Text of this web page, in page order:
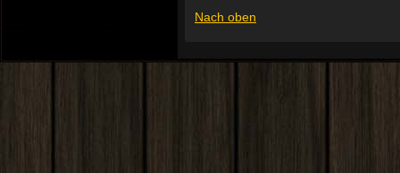
Nach oben